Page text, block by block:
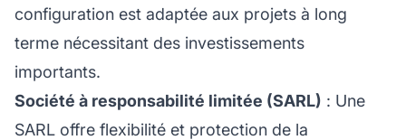
configuration est adaptée aux projets à long
terme nécessitant des investissements
importants.
Société à responsabilité limitée (SARL) : Une
SARL offre flexibilité et protection de la